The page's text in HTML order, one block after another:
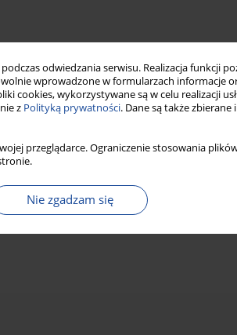
odwiedzania serwisu. Realizacja funkcji
wprowadzone w formularzach informacje
cookies, wykorzystywane są w celu realizacji
z Polityką prywatności. Dane są także
przeglądarce. Ograniczenie stosowania
Nie zgadzam się